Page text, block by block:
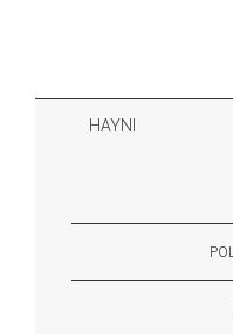
HAYNI
よくあるご質問
お支払いについ
配送・送料につ
ギフトサービス
一緒に働く？
for Foreigners
返品・交換につ
プライバシーポ
特定商取引法に
外部送信ポリシ